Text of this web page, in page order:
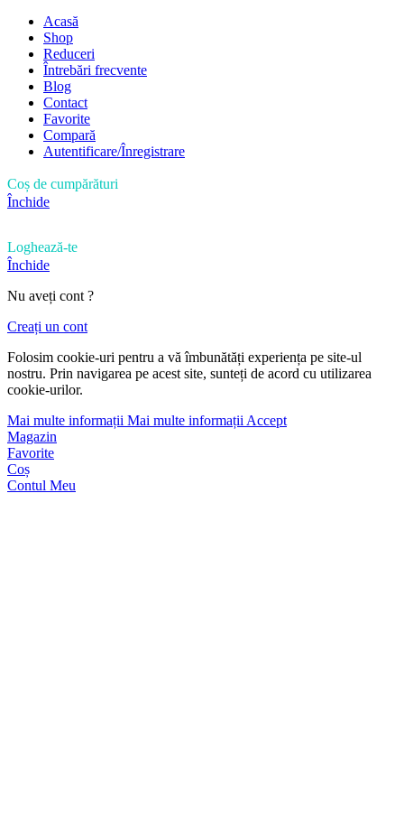
Acasă
Shop
Reduceri
Întrebări frecvente
Blog
Contact
Favorite
Compară
Autentificare/Înregistrare
Coș de cumpărături
Închide
Loghează-te
Închide
Nu aveți cont ?
Creați un cont
Folosim cookie-uri pentru a vă îmbunătăți experiența pe site-ul
nostru. Prin navigarea pe acest site, sunteți de acord cu utilizarea
cookie-urilor.
Mai multe informații Mai multe informațiiAccept
Magazin
Favorite
Coș
Contul Meu